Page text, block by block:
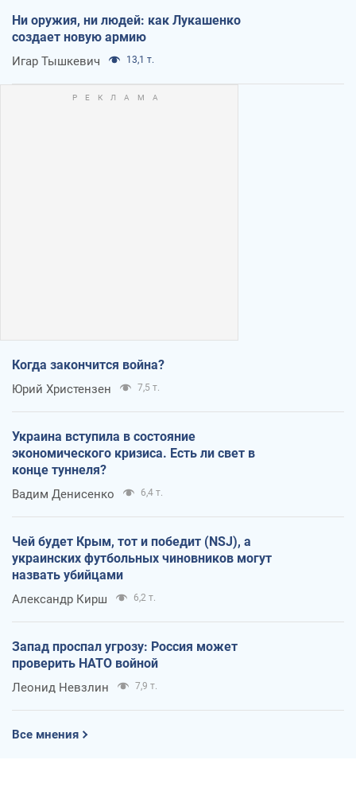
Ни оружия, ни людей: как Лукашенко
создает новую армию
Игар Тышкевич 13,1 т.
Когда закончится война?
Юрий Христензен 7,5 т.
Украина вступила в состояние
экономического кризиса. Есть ли свет в
конце туннеля?
Вадим Денисенко 6,4 т.
Чей будет Крым, тот и победит (NSJ), а
украинских футбольных чиновников могут
назвать убийцами
Александр Кирш 6,2 т.
Запад проспал угрозу: Россия может
проверить НАТО войной
Леонид Невзлин 7,9 т.
Все мнения